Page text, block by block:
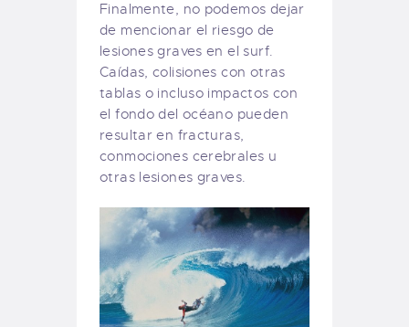
Finalmente, no podemos dejar
de mencionar el riesgo de
lesiones graves en el surf.
Caídas, colisiones con otras
tablas o incluso impactos con
el fondo del océano pueden
resultar en fracturas,
conmociones cerebrales u
otras lesiones graves.